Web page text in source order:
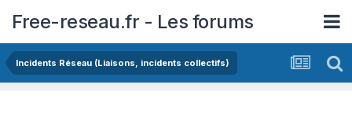
Free-reseau.fr - Les forums
Incidents Réseau (Liaisons, incidents collectifs)